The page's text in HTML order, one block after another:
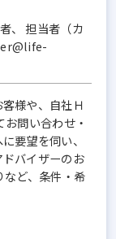
、 担当者（カ
様や、自社Ｈ
問い合わせ・
要望を伺い、
バイザーのお
ど、条件・希